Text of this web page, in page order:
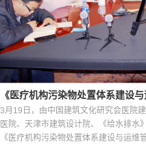
《医疗机构污染物处置体系建设
3月19日，由中国建筑文化研究会医院
医院、天津市建筑设计院、《给水排水
《医疗机构污染物处置体系建设与运维